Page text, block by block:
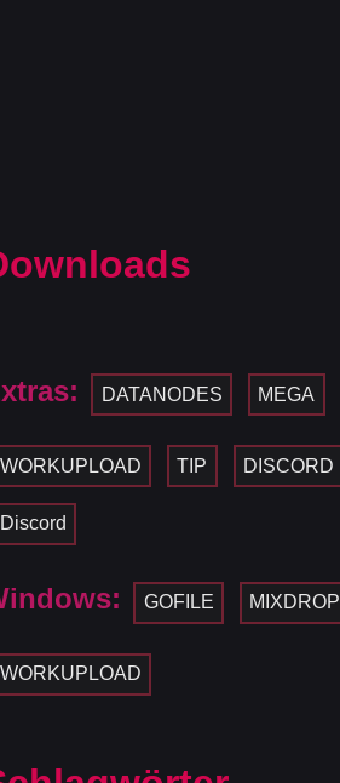
DATANODES MEGA
WORKUPLOAD TIP DISCORD
Discord
GOFILE MIXDROP
WORKUPLOAD